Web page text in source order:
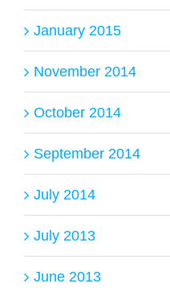
January 2015
November 2014
October 2014
September 2014
July 2014
July 2013
June 2013